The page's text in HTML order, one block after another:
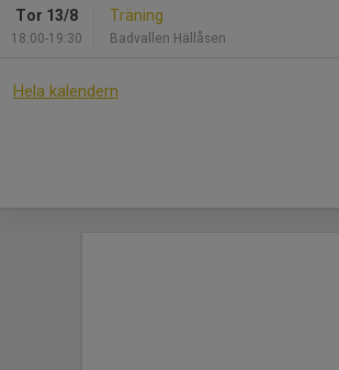
Tor 13/8
18:00-19:30
Träning
Badvallen Hällåsen
Hela kalendern